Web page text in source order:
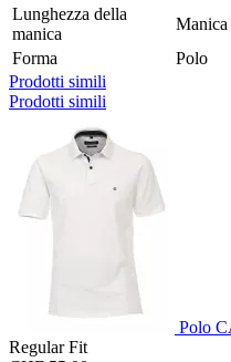
Lunghezza della
manica
Manica
Forma
Polo
Prodotti simili
Prodotti simili
Polo
Regular Fit